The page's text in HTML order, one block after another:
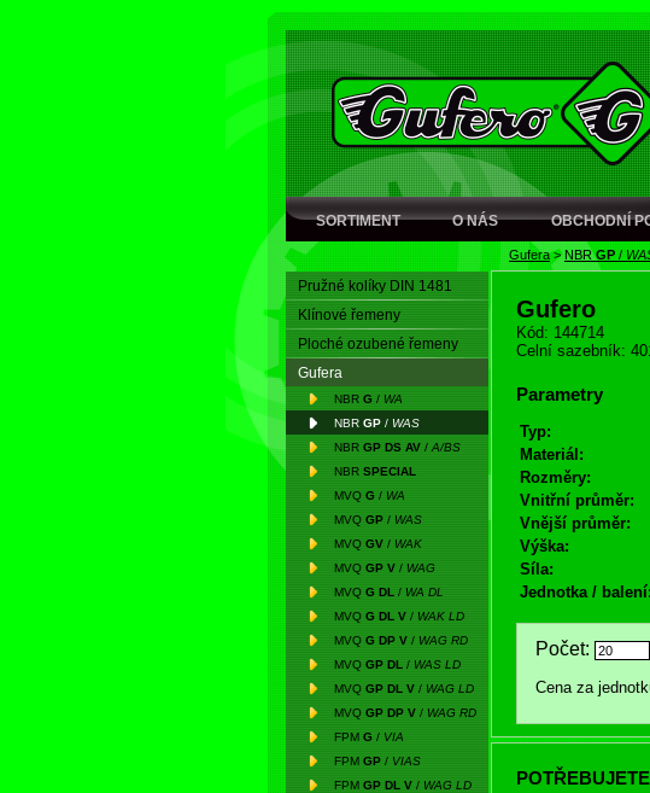
SORTIMENT O NÁS OBCHODNÍ
Gufera> NBRGP /
Pružné kolíky DIN 1481
Klínové řemeny
Ploché ozubené řemeny
Gufera
NBR G / WA
NBR GP / WAS
NBR GP DS AV / A/BS
NBR SPECIAL
MVQ G / WA
MVQ GP / WAS
MVQ GV / WAK
MVQ GP V / WAG
MVQ G DL / WA DL
MVQ G DL V / WAK LD
MVQ G DP V / WAG RD
MVQ GP DL / WAS LD
MVQ GP DL V / WAG LD
MVQ GP DP V / WAG RD
FPM G / VIA
FPM GP / VIAS
FPM GP DL V / WAG LD
Gufero
Kód: 144714
Celní sazebník:
Parametry
Typ:
Materiál:
Rozměry:
Vnitřní průměr:
Vnější průměr:
Výška:
Síla:
Jednotka / balení:
Počet:
Cena za